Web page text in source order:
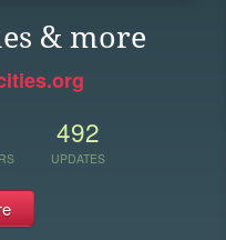
& more
492
UPDATES